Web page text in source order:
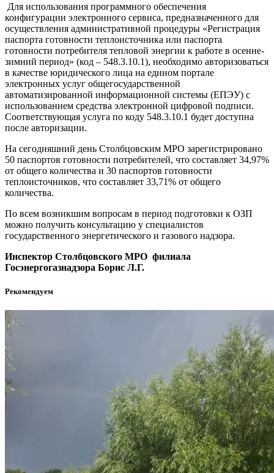
Для использования программного обеспечения
конфигурации электронного сервиса, предназначенного для
осуществления административной процедуры «Регистрация
паспорта готовности теплоисточника или паспорта
готовности потребителя тепловой энергии к работе в осенне-
зимний период» (код – 548.3.10.1), необходимо авторизоваться
в качестве юридического лица на едином портале
электронных услуг общегосударственной
автоматизированной информационной системы (ЕПЭУ) с
использованием средства электронной цифровой подписи.
Соответствующая услуга по коду 548.3.10.1 будет доступна
после авторизации.
На сегодняшний день Столбцовским МРО зарегистрировано
50 паспортов готовности потребителей, что составляет 34,97%
от общего количества и 30 паспортов готовности
теплоисточников, что составляет 33,71% от общего
количества.
По всем возникшим вопросам в период подготовки к ОЗП
можно получить консультацию у специалистов
государственного энергетического и газового надзора.
Инспектор Столбцовского МРО филиала
Госэнергогазнадзора Борис Л.Г.
Рекомендуем